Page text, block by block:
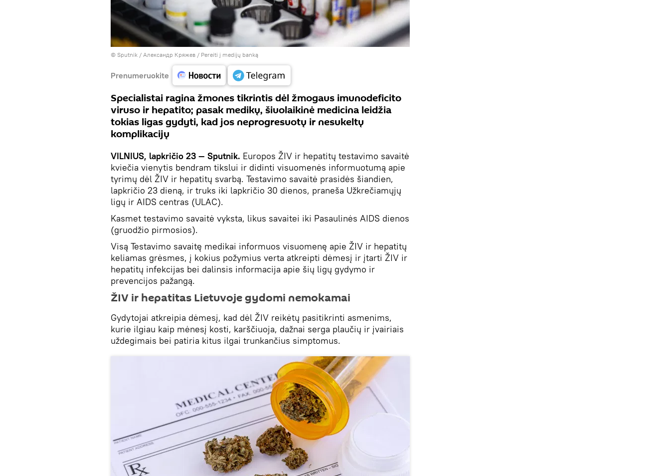
© Sputnik / Александр Кряжев / Pereiti į medijų banką
Prenumeruokite
Specialistai ragina žmones tikrintis dėl žmogaus imunodeficito
viruso ir hepatito; pasak medikų, šiuolaikinė medicina leidžia
tokias ligas gydyti, kad jos neprogresuotų ir nesukeltų
komplikacijų
VILNIUS, lapkričio 23 — Sputnik. Europos ŽIV ir hepatitų testavimo savaitė
kviečia vienytis bendram tikslui ir didinti visuomenės informuotumą apie
tyrimų dėl ŽIV ir hepatitų svarbą. Testavimo savaitė prasidės šiandien,
lapkričio 23 dieną, ir truks iki lapkričio 30 dienos, praneša Užkrečiamųjų
ligų ir AIDS centras (ULAC).
Kasmet testavimo savaitė vyksta, likus savaitei iki Pasaulinės AIDS dienos
(gruodžio pirmosios).
Visą Testavimo savaitę medikai informuos visuomenę apie ŽIV ir hepatitų
keliamas grėsmes, į kokius požymius verta atkreipti dėmesį ir įtarti ŽIV ir
hepatitų infekcijas bei dalinsis informacija apie šių ligų gydymo ir
prevencijos pažangą.
ŽIV ir hepatitas Lietuvoje gydomi nemokamai
Gydytojai atkreipia dėmesį, kad dėl ŽIV reikėtų pasitikrinti asmenims,
kurie ilgiau kaip mėnesį kosti, karščiuoja, dažnai serga plaučių ir įvairiais
uždegimais bei patiria kitus ilgai trunkančius simptomus.